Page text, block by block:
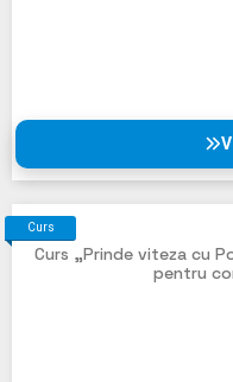
Curs
Curs „Prinde viteza cu
pentru